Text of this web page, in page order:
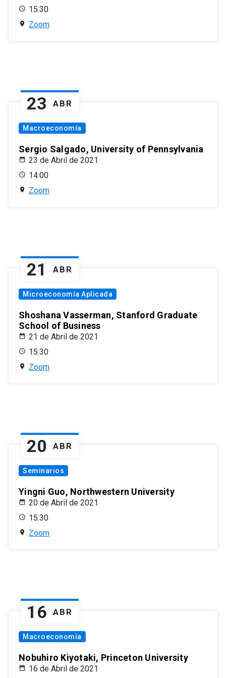
15:30
Zoom
23 ABR
Macroeconomía
Sergio Salgado, University of Pennsylvania
23 de Abril de 2021
14:00
Zoom
21 ABR
Microeconomía Aplicada
Shoshana Vasserman, Stanford Graduate
School of Business
21 de Abril de 2021
15:30
Zoom
20 ABR
Seminarios
Yingni Guo, Northwestern University
20 de Abril de 2021
15:30
Zoom
16 ABR
Macroeconomía
Nobuhiro Kiyotaki, Princeton University
16 de Abril de 2021